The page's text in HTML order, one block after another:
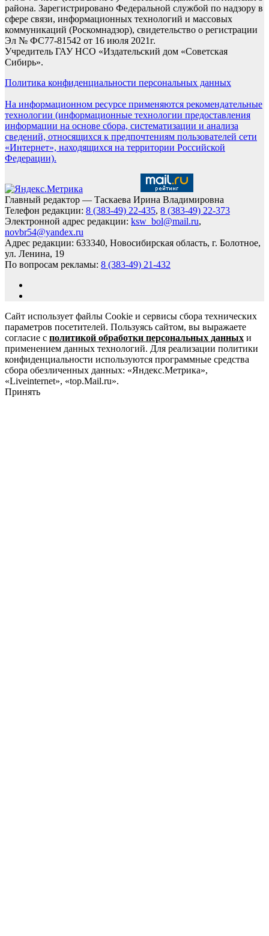
района. Зарегистрировано Федеральной службой по надзору в
сфере связи, информационных технологий и массовых
коммуникаций (Роскомнадзор), свидетельство о регистрации
Эл № ФС77-81542 от 16 июля 2021г.
Учредитель ГАУ НСО «Издательский дом «Советская
Сибирь».
Политика конфиденциальности персональных данных
На информационном ресурсе применяются рекомендательные
технологии (информационные технологии предоставления
информации на основе сбора, систематизации и анализа
сведений, относящихся к предпочтениям пользователей сети
«Интернет», находящихся на территории Российской
Федерации).
Главный редактор — Таскаева Ирина Владимировна
Телефон редакции: 8 (383-49) 22-435, 8 (383-49) 22-373
Электронной адрес редакции: ksw_bol@mail.ru,
novbr54@yandex.ru
Адрес редакции: 633340, Новосибирская область, г. Болотное,
ул. Ленина, 19
По вопросам рекламы: 8 (383-49) 21-432
Сайт использует файлы Cookie и сервисы сбора технических
параметров посетителей. Пользуясь сайтом, вы выражаете
согласие с политикой обработки персональных данных и
применением данных технологий. Для реализации политики
конфиденциальности используются программные средства
сбора обезличенных данных: «Яндекс.Метрика»,
«Liveinternet», «top.Mail.ru».
Принять